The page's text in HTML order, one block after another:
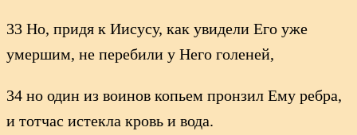
33 Но, придя к Иисусу, как увидели Его уже
умершим, не перебили у Него голеней,
34 но один из воинов копьем пронзил Ему ребра,
и тотчас истекла кровь и вода.